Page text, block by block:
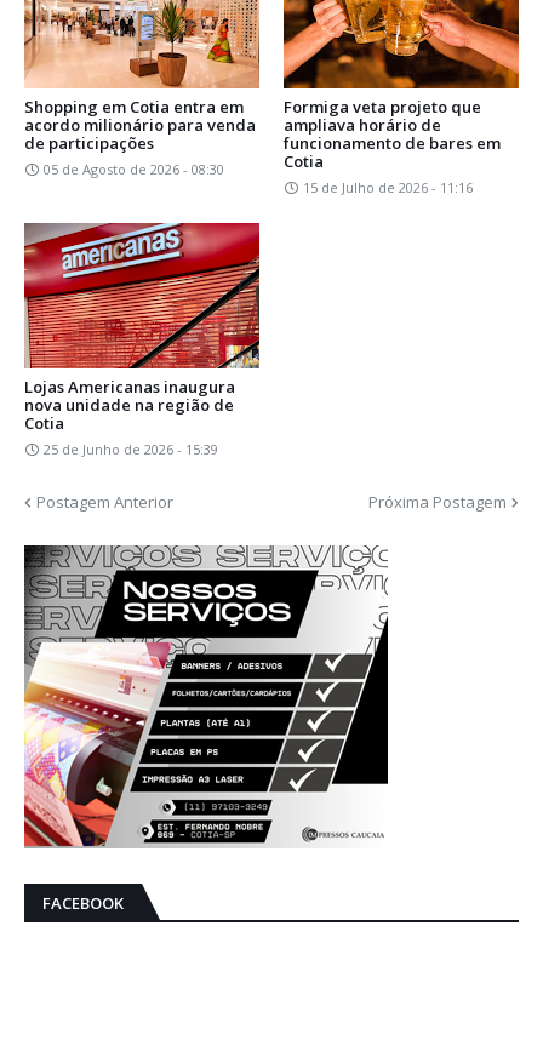
Shopping em Cotia entra em
acordo milionário para venda
de participações
05 de Agosto de 2026 - 08:30
Formiga veta projeto que
ampliava horário de
funcionamento de bares em
Cotia
15 de Julho de 2026 - 11:16
Lojas Americanas inaugura
nova unidade na região de
Cotia
25 de Junho de 2026 - 15:39
Postagem Anterior Próxima Postagem
FACEBOOK